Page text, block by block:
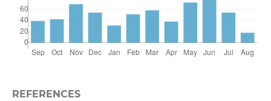
REFERENCES